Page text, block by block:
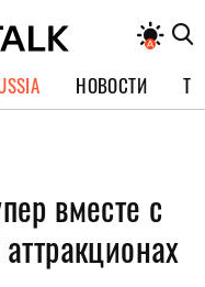
НОВОСТИ
вместе с